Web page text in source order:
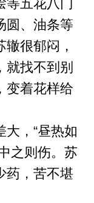
五花八门
圆、油条等
很郁闷，
就找不到别
变着花样给
，“昼热如
之则伤。苏
药，苦不堪